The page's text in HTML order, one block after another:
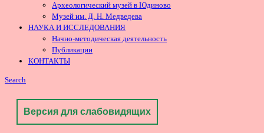
Археологический музей в Юдиново
Музей им. Д. Н. Медведева
НАУКА И ИССЛЕДОВАНИЯ
Начно-методическая деятельность
Публикации
КОНТАКТЫ
Search
Версия для слабовидящих